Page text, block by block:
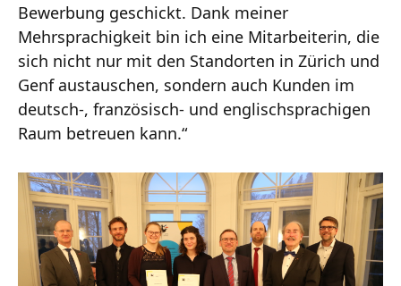
Bewerbung geschickt. Dank meiner
Mehrsprachigkeit bin ich eine Mitarbeiterin, die
sich nicht nur mit den Standorten in Zürich und
Genf austauschen, sondern auch Kunden im
deutsch-, französisch- und englischsprachigen
Raum betreuen kann.“